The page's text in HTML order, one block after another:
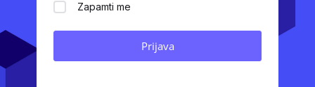
Zapamti me